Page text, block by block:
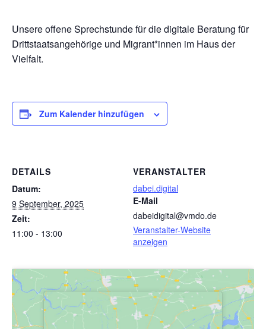
Unsere offene Sprechstunde für die digitale Beratung für
Drittstaatsangehörige und Migrant*innen im Haus der
Vielfalt.
Zum Kalender hinzufügen
DETAILS
Datum:
9 September, 2025
Zeit:
11:00 - 13:00
VERANSTALTER
dabei.digital
E-Mail
dabeidigital@vmdo.de
Veranstalter-Website
anzeigen